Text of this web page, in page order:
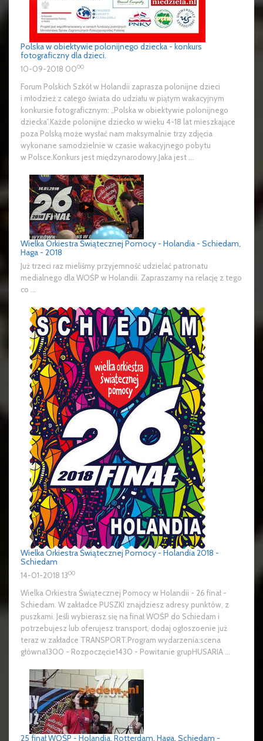
Polska w obiektywie polonijnego dziecka - konkurs
fotograficzny dla dzieci.
10-09-2018 0000
Forum Polskich Szkół w Holandii zaprasza polonijne dzieci
i młodzież z całego świata do udziału w piątym wakacyjnym
konkursie fotograficznym: „Polska w obiektywie polonijnego
dziecka”.Każde polonijne dziecko w wieku 4-18 lat mieszkające
poza Polską może wysłać nam maksymalnie trzy zdjęcia
wykonane samodzielnie w czasie wakacyjnego pobytu
w Polsce.Konkurs jest międzynarodowy.Jaka jest ...
Wielka Orkiestra Świątecznej Pomocy - Holandia - Schiedam,
Haga - 2018
Już trzeci raz mieliśmy przyjemność udzielać patronatu
medialnego dla WOŚP w Holandii. Zapraszamy na relację z tego
co ...
Wielka Orkiestra Świątecznej Pomocy - Holandia 2018 -
Schiedam
14-01-2018 1300
Wielka Orkiestra Świątecznej Pomocy w Holandii - 26 finał -
Schiedam. W zakładce PUSZKI znajdziesz adresy punktów, z
puszkami. Jeśli wybierasz się na finał WOŚP do Schiedam i
potrzebujesz lub oferujesz transport, dodaj ogłoszoenie już
teraz w zakładce TRANSPORT.Program wydarzenia:scena
główna1300 - Rozpoczęcie1430 - Powitanie grupHUSARIA ...
25 finał WOŚP - Holandia. Rotterdam, Haga, Schiedam -